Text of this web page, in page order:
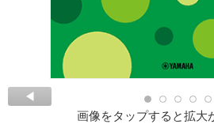
画像をタップすると拡大